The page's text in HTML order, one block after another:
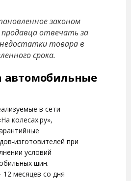
законом
отвечать за
товара в
срока.
в сети
колесах.ру»,
изготовителей при
условий
шин.
месяцев со дня